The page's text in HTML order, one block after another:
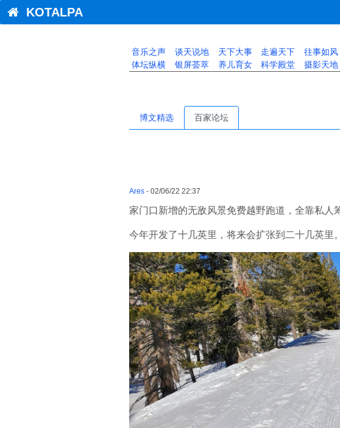
KOTALPA
音乐之声 谈天说地 天下大事 走遍天下 往事如风
体坛纵横
银屏荟萃 养儿育女 科学殿堂 摄影天地
博文精选 百家论坛
Ares - 02/06/22 22:37
家门口新增的无敌风景免费越野跑道，全靠私人
今年开发了十几英里，将来会扩张到二十几英里